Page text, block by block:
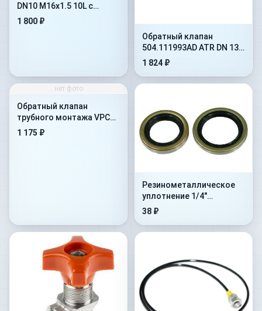
DN10 M16x1.5 10L с
отверстиями под
1 800 ₽
Обратный клапан
504.111993AD ATR DN 13
на 10 бар
1 824 ₽
нет фото
Обратный клапан
трубного монтажа VPC
1&#039-&#039-
1 175 ₽
Резинометалличеcкое
уплотнение 1/4"
(1MTBU.100101)
38 ₽